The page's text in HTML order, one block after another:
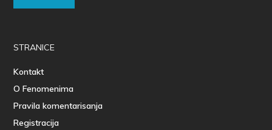
STRANICE
Kontakt
O Fenomenima
Pravila komentarisanja
Registracija